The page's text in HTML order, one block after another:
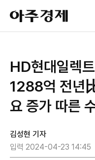
아
주
경
HD현대일렉
1288억 전년
요 증가 따른
김성현 기자
입력 2024-04-23 14:45